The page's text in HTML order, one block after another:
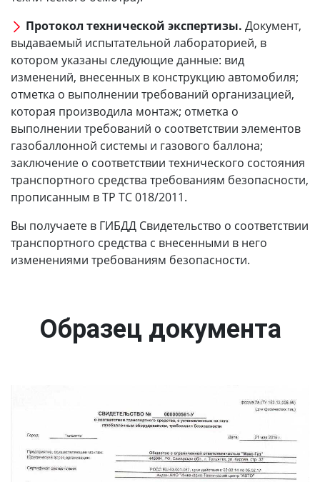
Протокол технической экспертизы. Документ,
выдаваемый испытательной лабораторией, в
котором указаны следующие данные: вид
изменений, внесенных в конструкцию автомобиля;
отметка о выполнении требований организацией,
которая производила монтаж; отметка о
выполнении требований о соответствии элементов
газобаллонной системы и газового баллона;
заключение о соответствии технического состояния
транспортного средства требованиям безопасности,
прописанным в ТР ТС 018/2011.
Вы получаете в ГИБДД Свидетельство о соответствии
транспортного средства с внесенными в него
изменениями требованиям безопасности.
Образец документа